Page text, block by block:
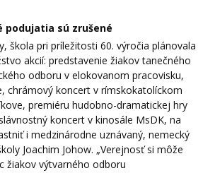
podujatia sú zrušené
škola pri príležitosti 60. výročia plánovala
akcií: predstavenie žiakov tanečného
odboru v elokovanom pracovisku,
chrámový koncert v rímskokatolíckom
premiéru hudobno-dramatickej hry
koncert v kinosále MsDK, na
i medzinárodne uznávaný, nemecký
Joachim Johow. „Verejnosť si môže
žiakov výtvarného odboru